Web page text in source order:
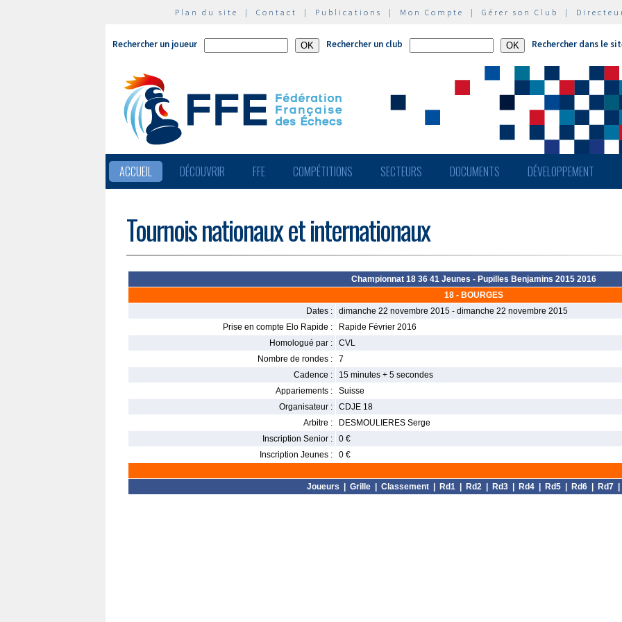
Plan du site | Contact | Publications | Mon Compte | Gérer son Club |
Rechercher un joueur Rechercher un club Rechercher dans le
ACCUEIL DÉCOUVRIR FFE COMPÉTITIONS SECTEURS DOCUMENTS DÉVELOPPEMENT
Tournois nationaux et internationaux
Championnat 18 36 41 Jeunes - Pupilles Benjamins 2015 2016
18 - BOURGES
Dates :
dimanche 22 novembre 2015 - dimanche 22 novembre 2015
Prise en compte Elo Rapide :
Rapide Février 2016
Homologué par :
CVL
Nombre de rondes :
7
Cadence :
15 minutes + 5 secondes
Appariements :
Suisse
Organisateur :
CDJE 18
Arbitre :
DESMOULIERES Serge
Inscription Senior :
0 €
Inscription Jeunes :
0 €
Joueurs Grille| Classement| Rd1| Rd2| Rd3| Rd4| Rd5| Rd6| Rd7|